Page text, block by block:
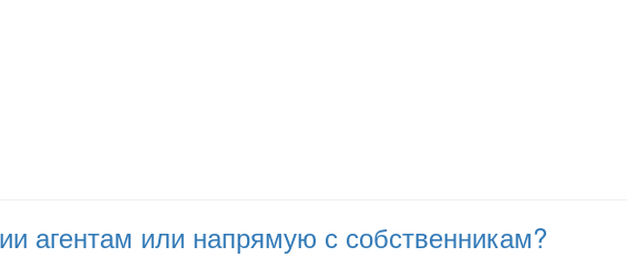
агентам или напрямую с собственникам?